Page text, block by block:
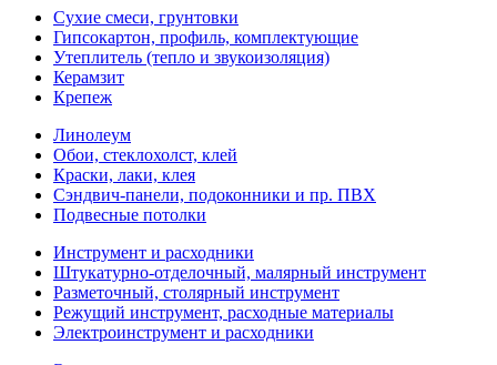
Сухие смеси, грунтовки
Гипсокартон, профиль, комплектующие
Утеплитель (тепло и звукоизоляция)
Керамзит
Крепеж
Линолеум
Обои, стеклохолст, клей
Краски, лаки, клея
Сэндвич-панели, подоконники и пр. ПВХ
Подвесные потолки
Инструмент и расходники
Штукатурно-отделочный, малярный инструмент
Разметочный, столярный инструмент
Режущий инструмент, расходные материалы
Электроинструмент и расходники